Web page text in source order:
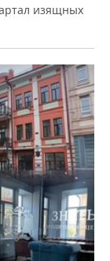
изящных